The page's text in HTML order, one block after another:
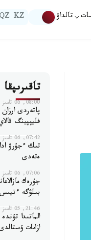
تالداۋ KZ
QZ
08:00, 06 تامىز 2026
پاتەردى
فليپپينگ
07:42, 06 تامىز 2026
تىك ءجۇرۋ
ەتەدى
07:06, 06 تامىز 2026
جۇرەك
بىلۋگە ءتيىس 6
21:46, 05 تامىز 2026
الماتىدا
ازامات